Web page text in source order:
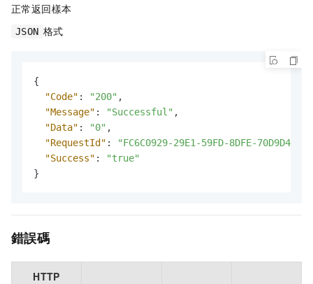
正常返回樣本
JSON 格式
{
"Code" : "200" ,
"Message" : "Successful" ,
"Data" : "0" ,
"RequestId" :
"FC6C0929-29E1-59FD-8DFE-
"Success" :
"true"
}
錯誤碼
HTTP